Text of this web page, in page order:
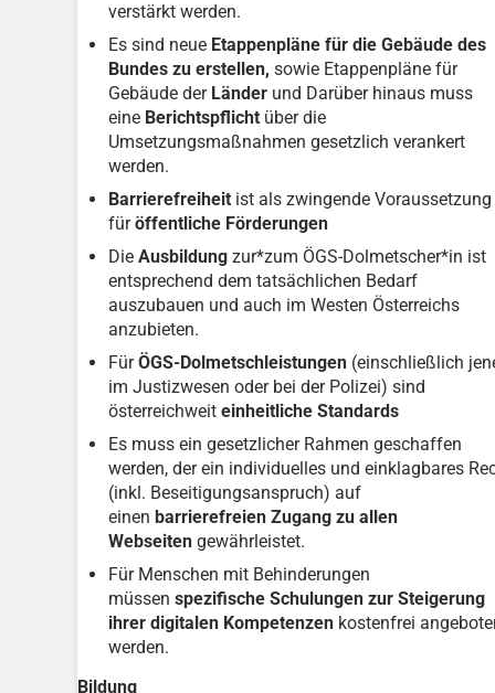
verstärkt werden.
Es sind neue Etappenpläne für die Gebäude des
Bundes zu erstellen, sowie Etappenpläne für
Gebäude der Länder und Darüber hinaus muss
eine Berichtspflicht über die
Umsetzungsmaßnahmen gesetzlich verankert
werden.
Barrierefreiheit ist als zwingende Voraussetzung
füröffentliche Förderungen
Die Ausbildung zur*zum ÖGS-Dolmetscher*in ist
entsprechend dem tatsächlichen Bedarf
auszubauen und auch im Westen Österreichs
anzubieten.
FürÖGS-Dolmetschleistungen(einschließlich
im Justizwesen oder bei der Polizei) sind
österreichweit einheitliche Standards
Es muss ein gesetzlicher Rahmen geschaffen
werden, der ein individuelles und einklagbares
(inkl. Beseitigungsanspruch) auf
einen barrierefreien Zugang zu allen
Webseitengewährleistet.
Für Menschen mit Behinderungen
müssen spezifische Schulungen zur Steigerung
ihrer digitalen Kompetenzenkostenfrei
werden.
Bildung